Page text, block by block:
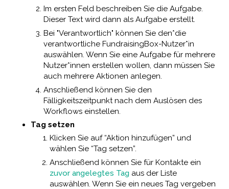
Im ersten Feld beschreiben Sie die Aufgabe.
Dieser Text wird dann als Aufgabe erstellt.
Bei "Verantwortlich" können Sie den*die
verantwortliche FundraisingBox-Nutzer*in
auswählen. Wenn Sie eine Aufgabe für mehrere
Nutzer*innen erstellen wollen, dann müssen Sie
auch mehrere Aktionen anlegen.
Anschließend können Sie den
Fälligkeitszeitpunkt nach dem Auslösen des
Workflows einstellen.
Tag setzen
Klicken Sie auf “Aktion hinzufügen” und
wählen Sie “Tag setzen”.
Anschließend können Sie für Kontakte ein
zuvor angelegtes Tag aus der Liste
auswählen. Wenn Sie ein neues Tag vergeben